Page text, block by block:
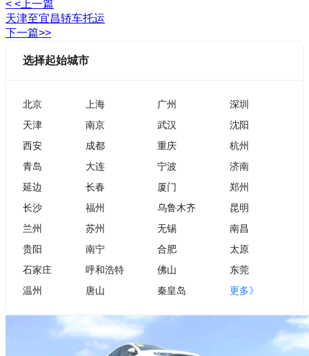
< <上一篇
天津至宜昌轿车托运
下一篇>>
选择起始城市
北京 上海 广州
深圳
天津
南京 武汉
沈阳
西安
成都 重庆
杭州
青岛
大连 宁波
济南
延边
长春 厦门
郑州
长沙
福州 乌鲁木齐
昆明
兰州
苏州 无锡
南昌
贵阳
南宁 合肥
太原
石家庄
呼和浩特 佛山
东莞
温州
唐山 秦皇岛 更多》